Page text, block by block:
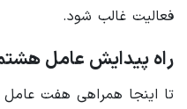
فعالیت غالب شود.
راه پیدایش عامل
تا اینجا همراهی هفت